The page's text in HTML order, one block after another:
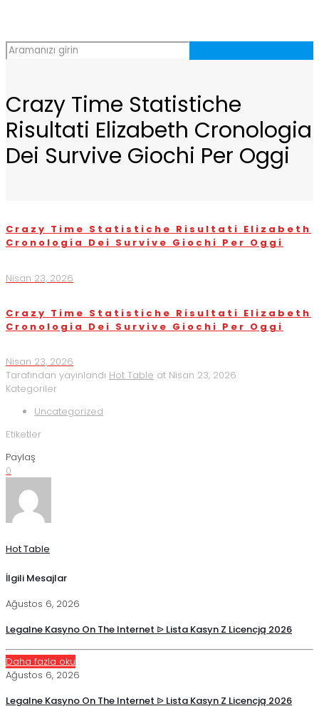
Crazy Time Statistiche
Risultati Elizabeth Cronologia
Dei Survive Giochi Per Oggi
Crazy Time Statistiche Risultati Elizabeth
Cronologia Dei Survive Giochi Per Oggi
Nisan 23, 2026
Crazy Time Statistiche Risultati Elizabeth
Cronologia Dei Survive Giochi Per Oggi
Nisan 23, 2026
Tarafından yayınlandı Hot Table at Nisan 23, 2026
Kategoriler
Uncategorized
Etiketler
Paylaş
0
Hot Table
İlgili Mesajlar
Ağustos 6, 2026
Legalne Kasyno On The Internet ᐉ Lista Kasyn Z Licencją 2026
Daha fazla oku
Ağustos 6, 2026
Legalne Kasyno On The Internet ᐉ Lista Kasyn Z Licencją 2026